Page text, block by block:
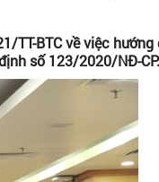
TT-BTC về việc
số 123/2020/NĐ-CP.